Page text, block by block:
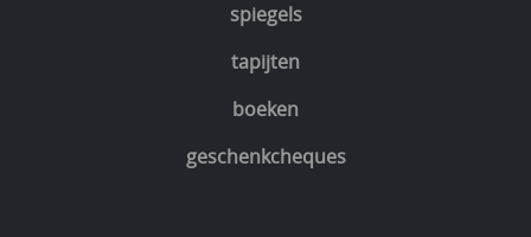
spiegels
tapijten
boeken
geschenkcheques